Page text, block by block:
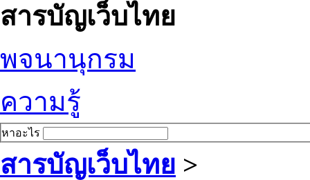
สารบัญเว็บไทย
พจนานุกรม
ความรู้
หาอะไร
สารบัญเว็บไทย >